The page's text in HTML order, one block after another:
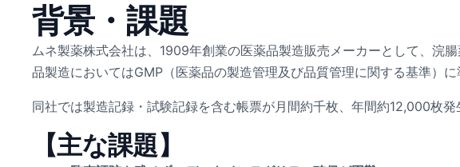
背景・課題
ムネ製薬株式会社は、1909年創業の医薬品製造販売メーカーとして、浣
品製造においてはGMP（医薬品の製造管理及び品質管理に関する基準）
同社では製造記録・試験記録を含む帳票が月間約千枚、年間約12,000枚
【主な課題】